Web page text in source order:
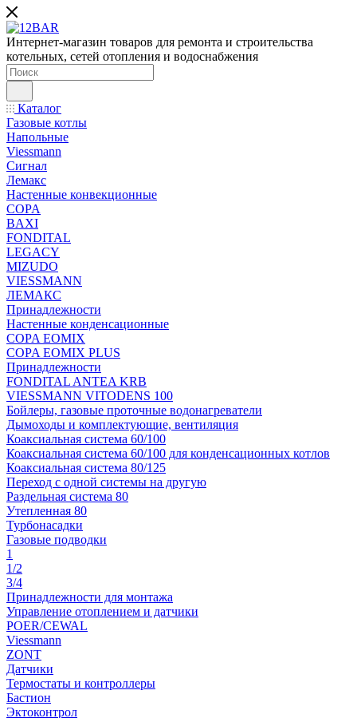
Интернет-магазин товаров для ремонта и строительства
котельных, сетей отопления и водоснабжения
Каталог
Газовые котлы
Напольные
Viessmann
Сигнал
Лемакс
Настенные конвекционные
COPA
BAXI
FONDITAL
LEGACY
MIZUDO
VIESSMANN
ЛЕМАКС
Принадлежности
Настенные конденсационные
COPA EOMIX
COPA EOMIX PLUS
Принадлежности
FONDITAL ANTEA KRB
VIESSMANN VITODENS 100
Бойлеры, газовые проточные водонагреватели
Дымоходы и комплектующие, вентиляция
Коаксиальная система 60/100
Коаксиальная система 60/100 для конденсационных котлов
Коаксиальная система 80/125
Переход с одной системы на другую
Раздельная система 80
Утепленная 80
Турбонасадки
Газовые подводки
1
1/2
3/4
Принадлежности для монтажа
Управление отоплением и датчики
POER/CEWAL
Viessmann
ZONT
Датчики
Термостаты и контроллеры
Бастион
Эктоконтрол